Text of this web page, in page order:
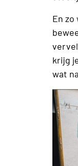
En
krijg
wat